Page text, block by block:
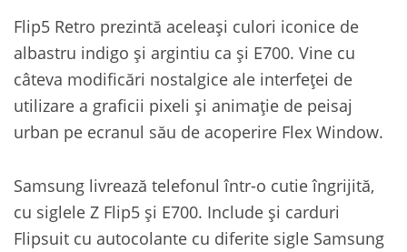
Flip5 Retro prezintă aceleași culori iconice de
albastru indigo și argintiu ca și E700. Vine cu
câteva modificări nostalgice ale interfeței de
utilizare a graficii pixeli și animație de peisaj
urban pe ecranul său de acoperire Flex Window.
Samsung livrează telefonul într-o cutie îngrijită,
cu siglele Z Flip5 și E700. Include și carduri
Flipsuit cu autocolante cu diferite sigle Samsung